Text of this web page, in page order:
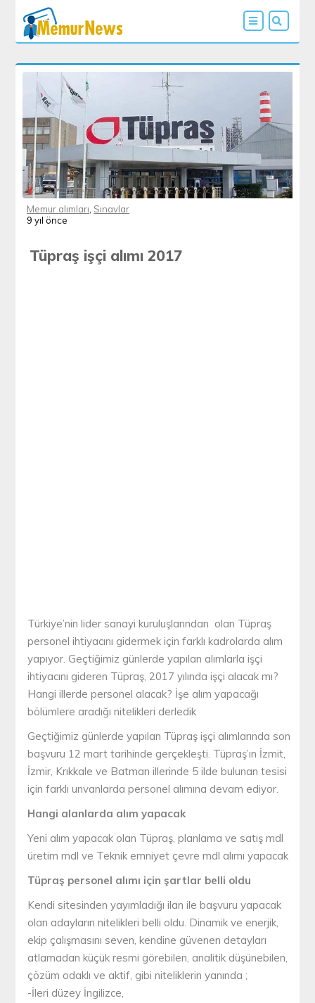
Memur alımları Sınavlar
9 yıl önce
Tüpraş işçi alımı 2017
Türkiye’nin lider sanayi kuruluşlarından olan Tüpraş
personel ihtiyacını gidermek için farklı kadrolarda alım
yapıyor. Geçtiğimiz günlerde yapılan alımlarla işçi
ihtiyacını gideren Tüpraş, 2017 yılında işçi alacak mı?
Hangi illerde personel alacak? İşe alım yapacağı
bölümlere aradığı nitelikleri derledik
Geçtiğimiz günlerde yapılan Tüpraş işçi alımlarında son
başvuru 12 mart tarihinde gerçekleşti. Tüpraş’ın İzmit,
İzmir, Krıkkale ve Batman illerinde 5 ilde bulunan tesisi
için farklı unvanlarda personel alımına devam ediyor.
Hangi alanlarda alım yapacak
Yeni alım yapacak olan Tüpraş, planlama ve satış mdl
üretim mdl ve Teknik emniyet çevre mdl alımı yapacak
Tüpraş personel alımı için şartlar belli oldu
Kendi sitesinden yayımladığı ilan ile başvuru yapacak
olan adayların nitelikleri belli oldu. Dinamik ve enerjik,
ekip çalışmasını seven, kendine güvenen detayları
atlamadan küçük resmi görebilen, analitik düşünebilen,
çözüm odaklı ve aktif, gibi niteliklerin yanında ;
-İleri düzey İngilizce,